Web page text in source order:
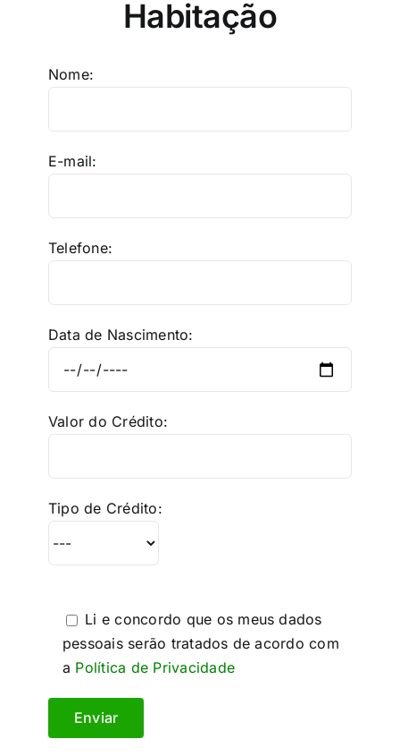
Habitação
Nome:
E-mail:
Telefone:
Data de Nascimento:
Valor do Crédito:
Tipo de Crédito:
Li e concordo que os meus dados
pessoais serão tratados de acordo com
a Política de Privacidade